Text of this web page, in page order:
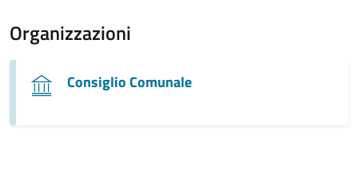
Organizzazioni
Consiglio Comunale